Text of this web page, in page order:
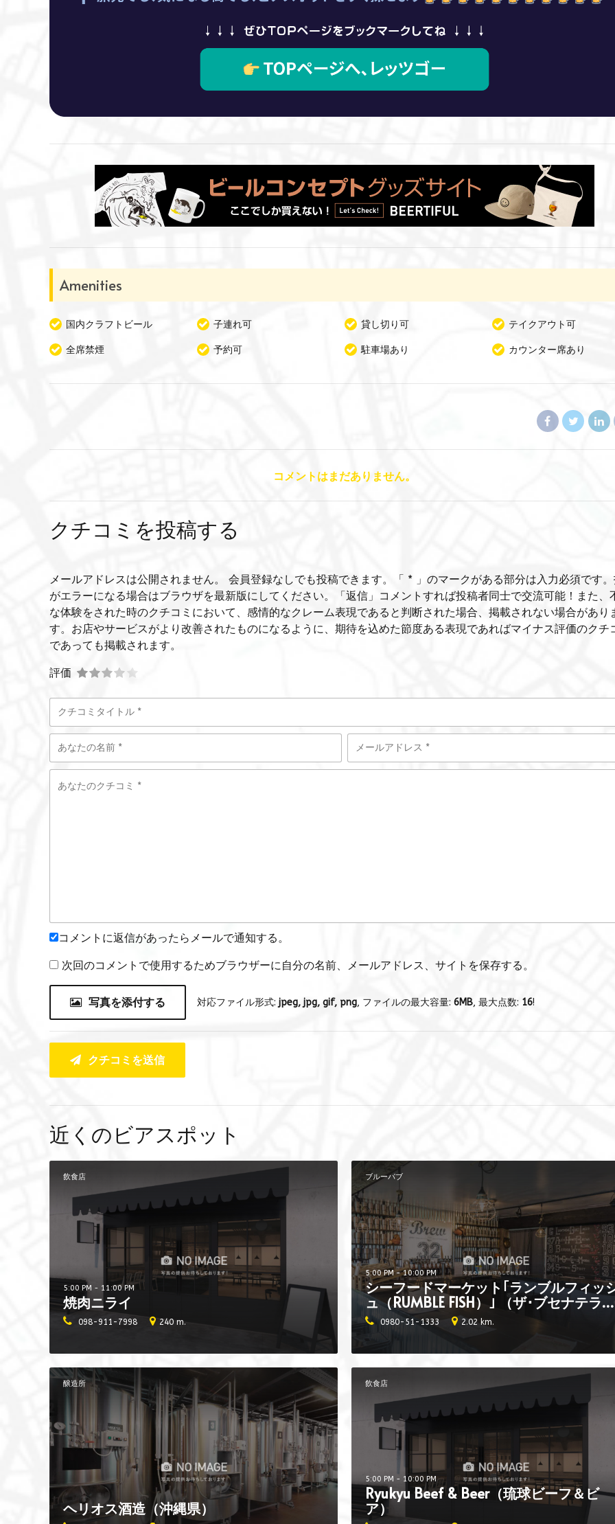
Amenities
国内クラフトビール 子連れ可 貸し切り可 テイクアウト可
全席禁煙 予約可 駐車場あり カウンター席あり
コメントはまだありません。
クチコミを投稿する
メールアドレスは公開されません。 会員登録なしでも投稿できます。「 * 」のマークがある部分は入力必須です
がエラーになる場合はブラウザを最新版にしてください。「返信」コメントすれば投稿者同士で交流可能！また、
な体験をされた時のクチコミにおいて、感情的なクレーム表現であると判断された場合、掲載されない場合があり
す。お店やサービスがより改善されたものになるように、期待を込めた節度ある表現であればマイナス評価のクチ
であっても掲載されます。
評価
コメントに返信があったらメールで通知する。
次回のコメントで使用するためブラウザーに自分の名前、メールアドレス、サイトを保存する。
写真を添付する 対応ファイル形式: jpeg, jpg, gif, png, ファイルの最大容量: 6MB, 最大点数: 16!
クチコミを送信
近くのビアスポット
飲食店
焼肉ニライ
5:00 PM - 11:00 PM
098-911-7998 240 m.
ブルーパブ
シーフードマーケット｢ランブルフィッ
ュ（RUMBLE FISH）｣ （ザ･ブセナテラス
内 チャタンビール）
5:00 PM - 10:00 PM
0980-51-1333 2.02 km.
醸造所
ヘリオス酒造（沖縄県）
飲食店
Ryukyu Beef & Beer（琉球ビーフ＆ビ
ア）
5:00 PM - 10:00 PM